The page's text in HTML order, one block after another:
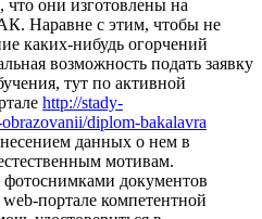
что они изготовлены на
Наравне с этим, чтобы не
каких-нибудь огорчений
возможность подать заявку
тут по активной
http://stady-
diplom-bakalavra
данных о нем в
мотивам.
фотоснимками документов
портале компетентной